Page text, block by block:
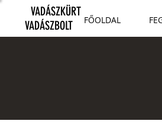
FŐOLDAL
VADÁSZKÜRT
VADÁSZBOLT